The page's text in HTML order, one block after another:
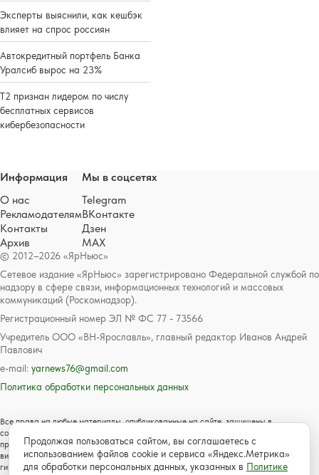
Эксперты выяснили, как кешбэк
влияет на спрос россиян
Автокредитный портфель Банка
Уралсиб вырос на 23%
Т2 признан лидером по числу
бесплатных сервисов
кибербезопасности
© 2012–2026 «ЯрНьюс»
Сетевое издание «ЯрНьюс» зарегистрировано Федеральной службой по
надзору в сфере связи, информационных технологий и массовых
коммуникаций (Роскомнадзор).
Регистрационный номер ЭЛ № ФС 77 - 73566
Учредитель ООО «ВН-Ярославль», главный редактор Иванов Андрей
Павлович
e-mail: yarnews76@gmail.com
Политика обработки персональных данных
Все права на любые материалы, опубликованные на сайте, защищены в
соответствии с российским и международным законодательством об авторском
праве и смежных правах. Любое использование текстовых, фото, аудио и
видеоматериалов возможно только с согласия правообладателя с обязательной
гиперссылкой на сайт https://www.yarnews.net; Для детей старше 16 лет.
Информация
О нас
Рекламодателям
Контакты
Архив
Мы в соцсетях
Telegram
ВКонтакте
Дзен
MAX
Продолжая пользоваться сайтом, вы соглашаетесь с
использованием файлов cookie и сервиса «Яндекс.Метрика»
для обработки персональных данных, указанных в Политике